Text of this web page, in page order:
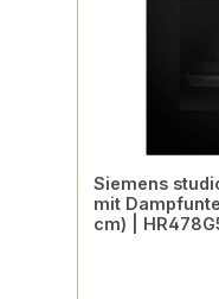
Siemens
mit
cm) |